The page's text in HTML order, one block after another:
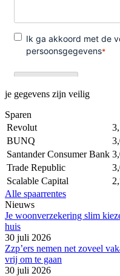
je gegevens zijn veilig
Sparen
Revolut
BUNQ
Santander Consumer Bank
Trade Republic
Scalable Capital
Alle spaarrentes
Nieuws
Je woonverzekering slim
huis
30 juli 2026
Zzp’ers nemen net zoveel
vrij om te gaan
30 juli 2026